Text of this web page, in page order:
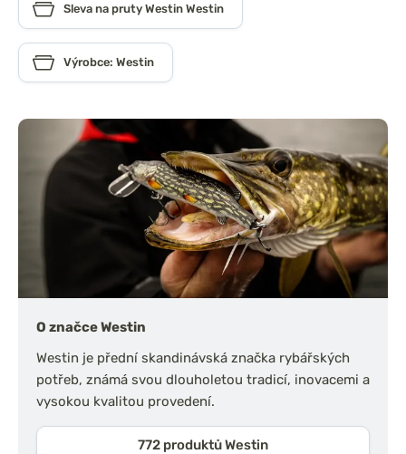
Sleva na pruty Westin Westin
Výrobce: Westin
O značce Westin
Westin je přední skandinávská značka rybářských
potřeb, známá svou dlouholetou tradicí, inovacemi a
vysokou kvalitou provedení.
772 produktů Westin